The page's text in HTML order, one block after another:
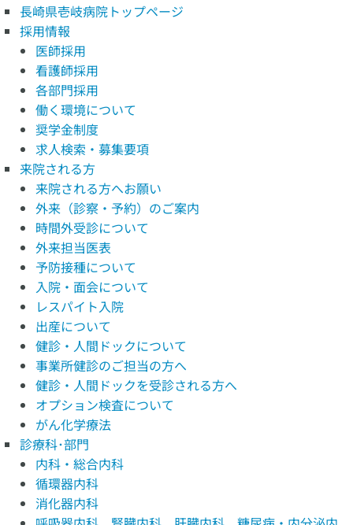
長崎県壱岐病院トップページ
採用情報
医師採用
看護師採用
各部門採用
働く環境について
奨学金制度
求人検索・募集要項
来院される方
来院される方へお願い
外来（診察・予約）のご案内
時間外受診について
外来担当医表
予防接種について
入院・面会について
レスパイト入院
出産について
健診・人間ドックについて
事業所健診のご担当の方へ
健診・人間ドックを受診される方へ
オプション検査について
がん化学療法
診療科･部門
内科・総合内科
循環器内科
消化器内科